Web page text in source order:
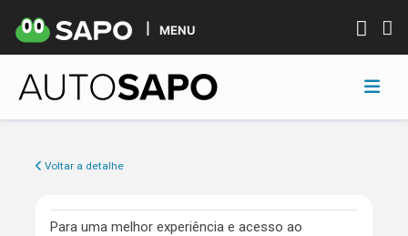
MENU
Voltar a detalhe
Para uma melhor experiência e acesso ao